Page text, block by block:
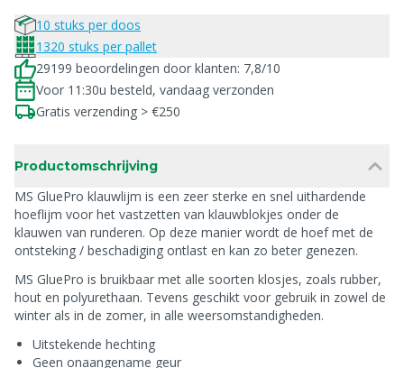
10 stuks per doos
1320 stuks per pallet
29199 beoordelingen door klanten: 7,8/10
Voor 11:30u besteld, vandaag verzonden
Gratis verzending > €250
Productomschrijving
MS GluePro klauwlijm is een zeer sterke en snel uithardende
hoeflijm voor het vastzetten van klauwblokjes onder de
klauwen van runderen. Op deze manier wordt de hoef met de
ontsteking / beschadiging ontlast en kan zo beter genezen.
MS GluePro is bruikbaar met alle soorten klosjes, zoals rubber,
hout en polyurethaan. Tevens geschikt voor gebruik in zowel de
winter als in de zomer, in alle weersomstandigheden.
Uitstekende hechting
Geen onaangename geur